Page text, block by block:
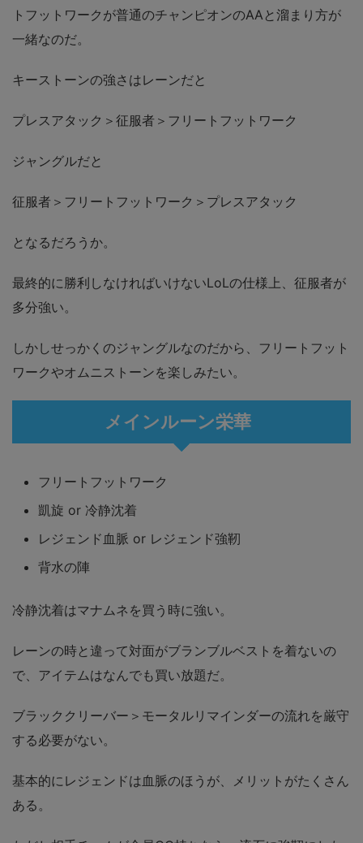
トフットワークが普通のチャンピオンのAAと溜まり方が
一緒なのだ。
キーストーンの強さはレーンだと
プレスアタック＞征服者＞フリートフットワーク
ジャングルだと
征服者＞フリートフットワーク＞プレスアタック
となるだろうか。
最終的に勝利しなければいけないLoLの仕様上、征服者が
多分強い。
しかしせっかくのジャングルなのだから、フリートフット
ワークやオムニストーンを楽しみたい。
メインルーン栄華
フリートフットワーク
凱旋 or 冷静沈着
レジェンド血脈 or レジェンド強靭
背水の陣
冷静沈着はマナムネを買う時に強い。
レーンの時と違って対面がブランブルベストを着ないの
で、アイテムはなんでも買い放題だ。
ブラッククリーバー＞モータルリマインダーの流れを厳守
する必要がない。
基本的にレジェンドは血脈のほうが、メリットがたくさん
ある。